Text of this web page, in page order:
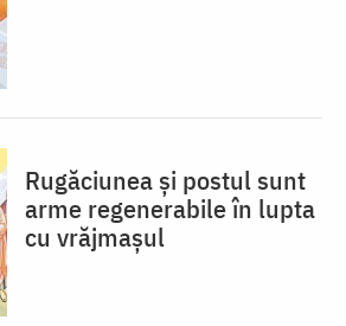
Rugăciunea și postul sunt
arme regenerabile în lupta
cu vrăjmașul